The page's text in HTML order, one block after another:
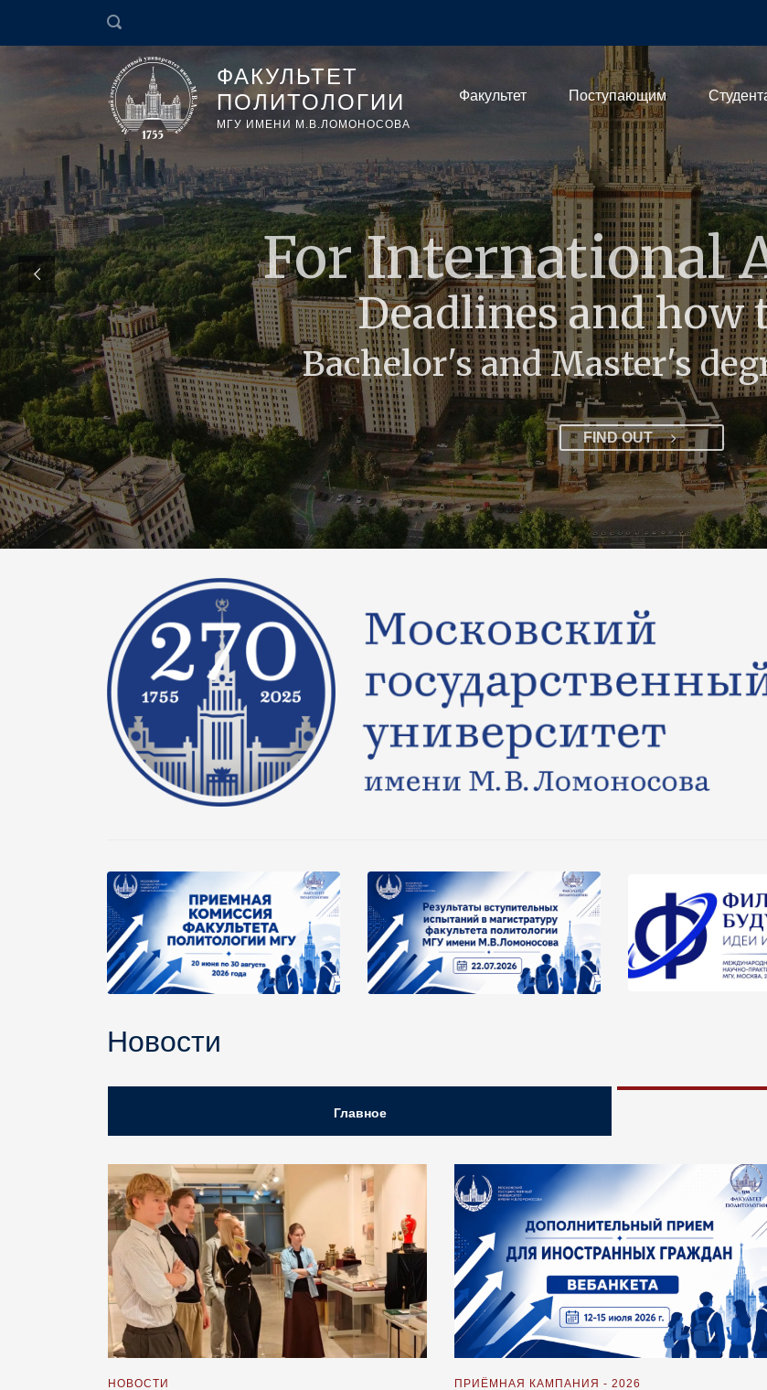
ФАКУЛЬТЕТ
ПОЛИТОЛОГИИ
МГУ ИМЕНИ М.В.ЛОМОНОСОВА
Факультет Поступающим
Дополнительное
ПОДРОБНЕЕ
программы повышения
и профессиональной
Новости
Главное
НОВОСТИ ПРИЁМНАЯ КАМПАНИЯ - 2026